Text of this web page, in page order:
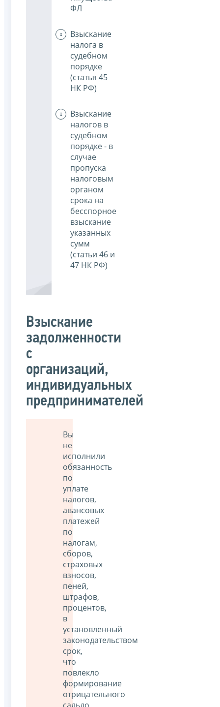
ФЛ
Взыскание
налога в
судебном
порядке
(статья 45
НК РФ)
Взыскание
налогов в
судебном
порядке - в
случае
пропуска
налоговым
органом
срока на
бесспорное
взыскание
указанных
сумм
(статьи 46 и
47 НК РФ)
Взыскание
задолженности
с
организаций,
индивидуальных
предпринимателей
Вы
не
исполнили
обязанность
по
уплате
налогов,
авансовых
платежей
по
налогам,
сборов,
страховых
взносов,
пеней,
штрафов,
процентов,
в
установленный
законодательством
срок,
что
повлекло
формирование
отрицательного